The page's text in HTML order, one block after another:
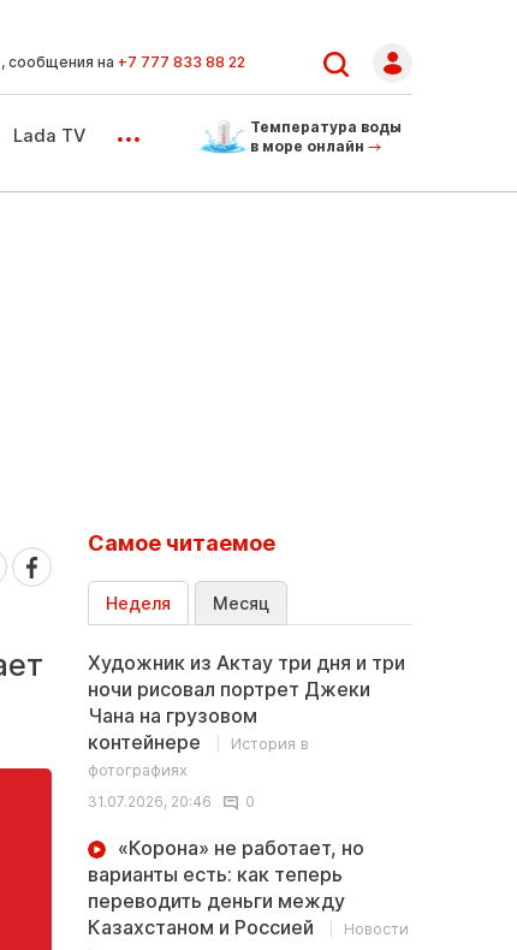
сообщения на +7 777 833 88 22
Lada TV ...
Температура воды
в море онлайн
Самое читаемое
Неделя Месяц
Художник из Актау три дня и три
ночи рисовал портрет Джеки
Чана на грузовом
контейнере
История в
фотографиях
31.07.2026, 20:46
0
«Корона» не работает, но
варианты есть: как теперь
переводить деньги между
Казахстаном и Россией
Новости